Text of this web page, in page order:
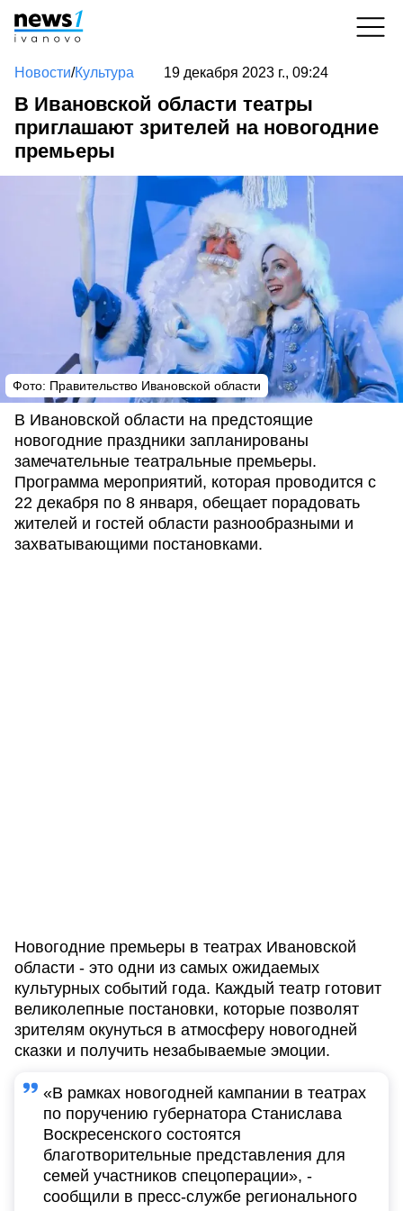
Новости/Культура 19 декабря 2023 г., 09:24
В Ивановской области театры
приглашают зрителей на новогодние
премьеры
Фото: Правительство Ивановской области
В Ивановской области на предстоящие
новогодние праздники запланированы
замечательные театральные премьеры.
Программа мероприятий, которая проводится с
22 декабря по 8 января, обещает порадовать
жителей и гостей области разнообразными и
захватывающими постановками.
Новогодние премьеры в театрах Ивановской
области - это одни из самых ожидаемых
культурных событий года. Каждый театр готовит
великолепные постановки, которые позволят
зрителям окунуться в атмосферу новогодней
сказки и получить незабываемые эмоции.
«В рамках новогодней кампании в театрах
по поручению губернатора Станислава
Воскресенского состоятся
благотворительные представления для
семей участников спецоперации», -
сообщили в пресс-службе регионального